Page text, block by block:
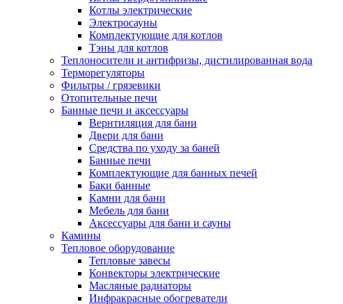
Котлы электрические
Электросауны
Комплектующие для котлов
Тэны для котлов
Теплоносители и антифризы, дистилированная вода
Терморегуляторы
Фильтры / грязевики
Отопительные печи
Банные печи и аксессуары
Вернтиляция для бани
Двери для бани
Средства по уходу за баней
Банные печи
Комплектующие для банных печей
Баки банные
Камни для бани
Мебель для бани
Аксессуары для бани и сауны
Камины
Тепловое оборудование
Тепловые завесы
Конвекторы электрические
Масляные радиаторы
Инфракрасные обогреватели